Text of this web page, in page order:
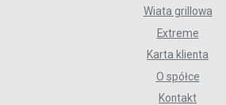
Wiata grillowa
Extreme
Karta klienta
O spółce
Kontakt